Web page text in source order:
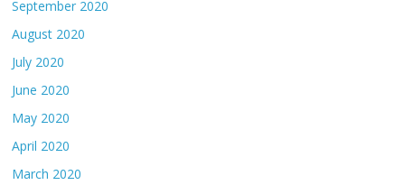
September 2020
August 2020
July 2020
June 2020
May 2020
April 2020
March 2020